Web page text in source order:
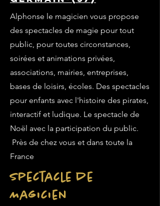
Alphonse le magicien vous propose
des spectacles de magie pour tout
public, pour toutes circonstances,
soirées et animations privées,
associations, mairies, entreprises,
bases de loisirs, écoles. Des spectacles
pour enfants avec l'histoire des pirates,
interactif et ludique. Le spectacle de
Noël avec la participation du public.
Près de chez vous et dans toute la
France
Spectacle de
Magicien